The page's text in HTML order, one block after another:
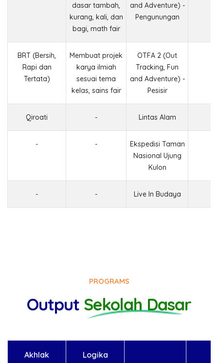
dasar tambah,
kurang, kali, dan
bagi, math fair
and Adventure) -
Pengunungan
BRT (Bersih,
Rapi dan
Tertata)
Membuat projek
karya ilmiah
sesuai tema
kelas, sains fair
OTFA 2 (Out
Tracking, Fun
and Adventure) -
Pesisir
Qiroati - Lintas Alam
- -
Ekspedisi Taman
Nasional Ujung
Kulon
- - Live In Budaya
PROGRAMS
Output Sekolah Dasar
Akhlak
Logika